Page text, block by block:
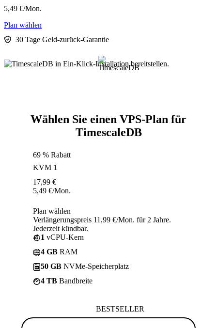
5,49 €/Mon.
Plan wählen
30 Tage Geld-zurück-Garantie
Wählen Sie einen VPS-Plan für
TimescaleDB
69 % Rabatt
KVM 1
17,99 €
5,49 €/Mon.
Plan wählen
Verlängerungspreis 11,99 €/Mon. für 2 Jahre.
Jederzeit kündbar.
1 vCPU-Kern
4 GB RAM
50 GB NVMe-Speicherplatz
4 TB Bandbreite
BESTSELLER